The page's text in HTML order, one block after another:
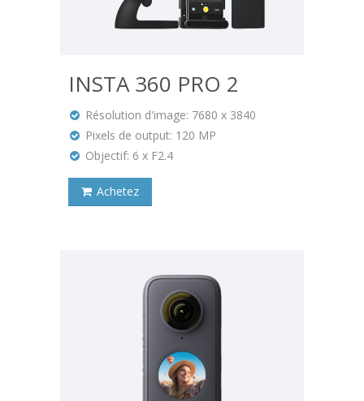
INSTA 360 PRO 2
Résolution d'image: 7680 x 3840
Pixels de output: 120 MP
Objectif: 6 x F2.4
Achetez